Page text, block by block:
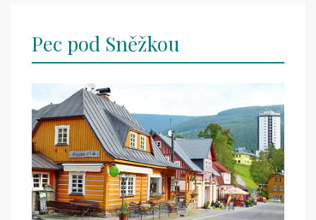
navigation
Pec pod Sněžkou